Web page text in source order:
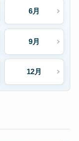
6月
9月
12月